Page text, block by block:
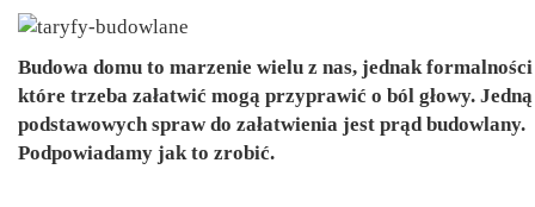
Budowa domu to marzenie wielu z nas, jednak formalności
które trzeba załatwić mogą przyprawić o ból głowy.
podstawowych spraw do załatwienia jest prąd budowlany.
Podpowiadamy jak to zrobić.